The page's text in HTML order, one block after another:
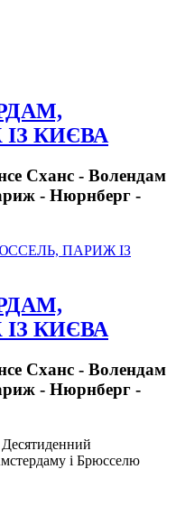
КИЄВА
Сханс - Волендам
- Нюрнберг -
КИЄВА
Сханс - Волендам
- Нюрнберг -
Десятиденний
і Брюсселю